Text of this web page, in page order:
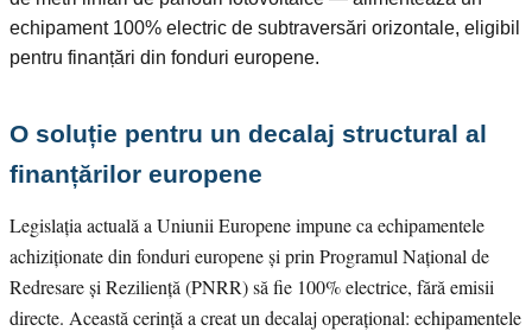
echipament 100% electric de subtraversări orizontale, eligibil
pentru finanțări din fonduri europene.
O soluție pentru un decalaj structural al
finanțărilor europene
Legislația actuală a Uniunii Europene impune ca echipamentele
achiziționate din fonduri europene și prin Programul Național de
Redresare și Reziliență (PNRR) să fie 100% electrice, fără emisii
directe. Această cerință a creat un decalaj operațional: echipamentele